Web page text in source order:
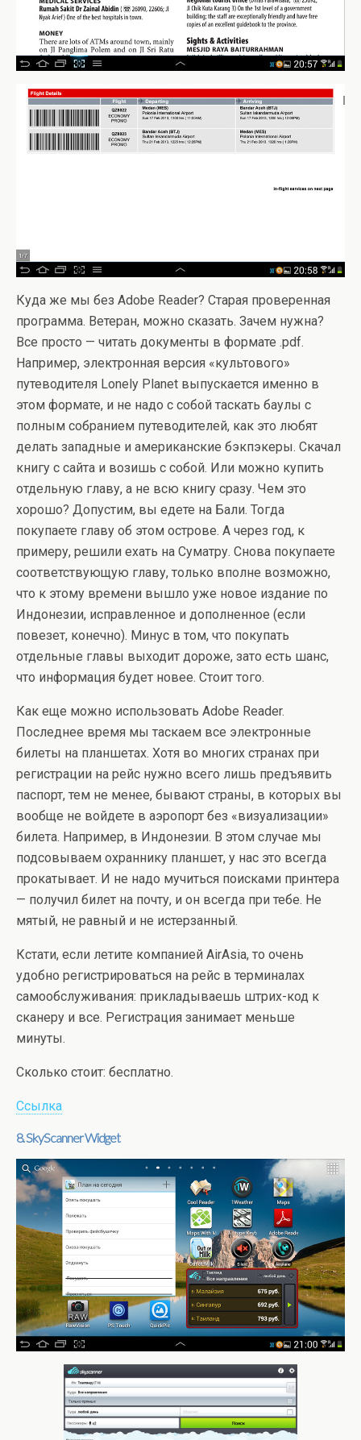
Куда же мы без Adobe Reader? Старая проверенная
программа. Ветеран, можно сказать. Зачем нужна?
Все просто — читать документы в формате .pdf.
Например, электронная версия «культового»
путеводителя Lonely Planet выпускается именно в
этом формате, и не надо с собой таскать баулы с
полным собранием путеводителей, как это любят
делать западные и американские бэкпэкеры. Скачал
книгу с сайта и возишь с собой. Или можно купить
отдельную главу, а не всю книгу сразу. Чем это
хорошо? Допустим, вы едете на Бали. Тогда
покупаете главу об этом острове. А через год, к
примеру, решили ехать на Суматру. Снова покупаете
соответствующую главу, только вполне возможно,
что к этому времени вышло уже новое издание по
Индонезии, исправленное и дополненное (если
повезет, конечно). Минус в том, что покупать
отдельные главы выходит дороже, зато есть шанс,
что информация будет новее. Стоит того.
Как еще можно использовать Adobe Reader.
Последнее время мы таскаем все электронные
билеты на планшетах. Хотя во многих странах при
регистрации на рейс нужно всего лишь предъявить
паспорт, тем не менее, бывают страны, в которых вы
вообще не войдете в аэропорт без «визуализации»
билета. Например, в Индонезии. В этом случае мы
подсовываем охраннику планшет, у нас это всегда
прокатывает. И не надо мучиться поисками принтера
— получил билет на почту, и он всегда при тебе. Не
мятый, не равный и не истерзанный.
Кстати, если летите компанией AirAsia, то очень
удобно регистрироваться на рейс в терминалах
самообслуживания: прикладываешь штрих-код к
сканеру и все. Регистрация занимает меньше
минуты.
Сколько стоит: бесплатно.
Ссылка
8. SkyScanner Widget